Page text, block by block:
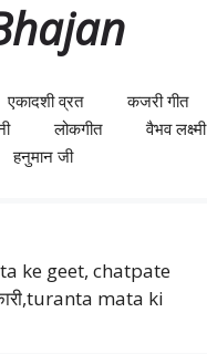
एकादशी व्रत कजरी गीत
लोकगीत वैभव लक्ष्मी
हनुमान जी
ke geet, chatpate
mata ki